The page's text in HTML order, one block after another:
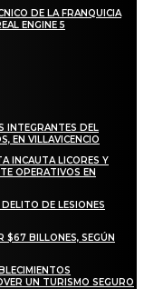
DE LA FRANQUICIA
ENGINE 5
INTEGRANTES DEL
EN VILLAVICENCIO
INCAUTA LICORES Y
OPERATIVOS EN
DE LESIONES
$67 BILLONES, SEGÚN
UN TURISMO SEGURO